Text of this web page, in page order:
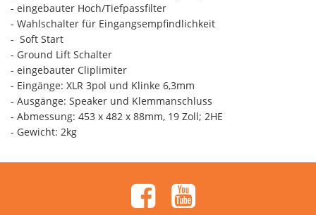
- eingebauter Hoch/Tiefpassfilter
- Wahlschalter für Eingangsempfindlichkeit
- Soft Start
- Ground Lift Schalter
- eingebauter Cliplimiter
- Eingänge: XLR 3pol und Klinke 6,3mm
- Ausgänge: Speaker und Klemmanschluss
- Abmessung: 453 x 482 x 88mm, 19 Zoll; 2HE
- Gewicht: 2kg